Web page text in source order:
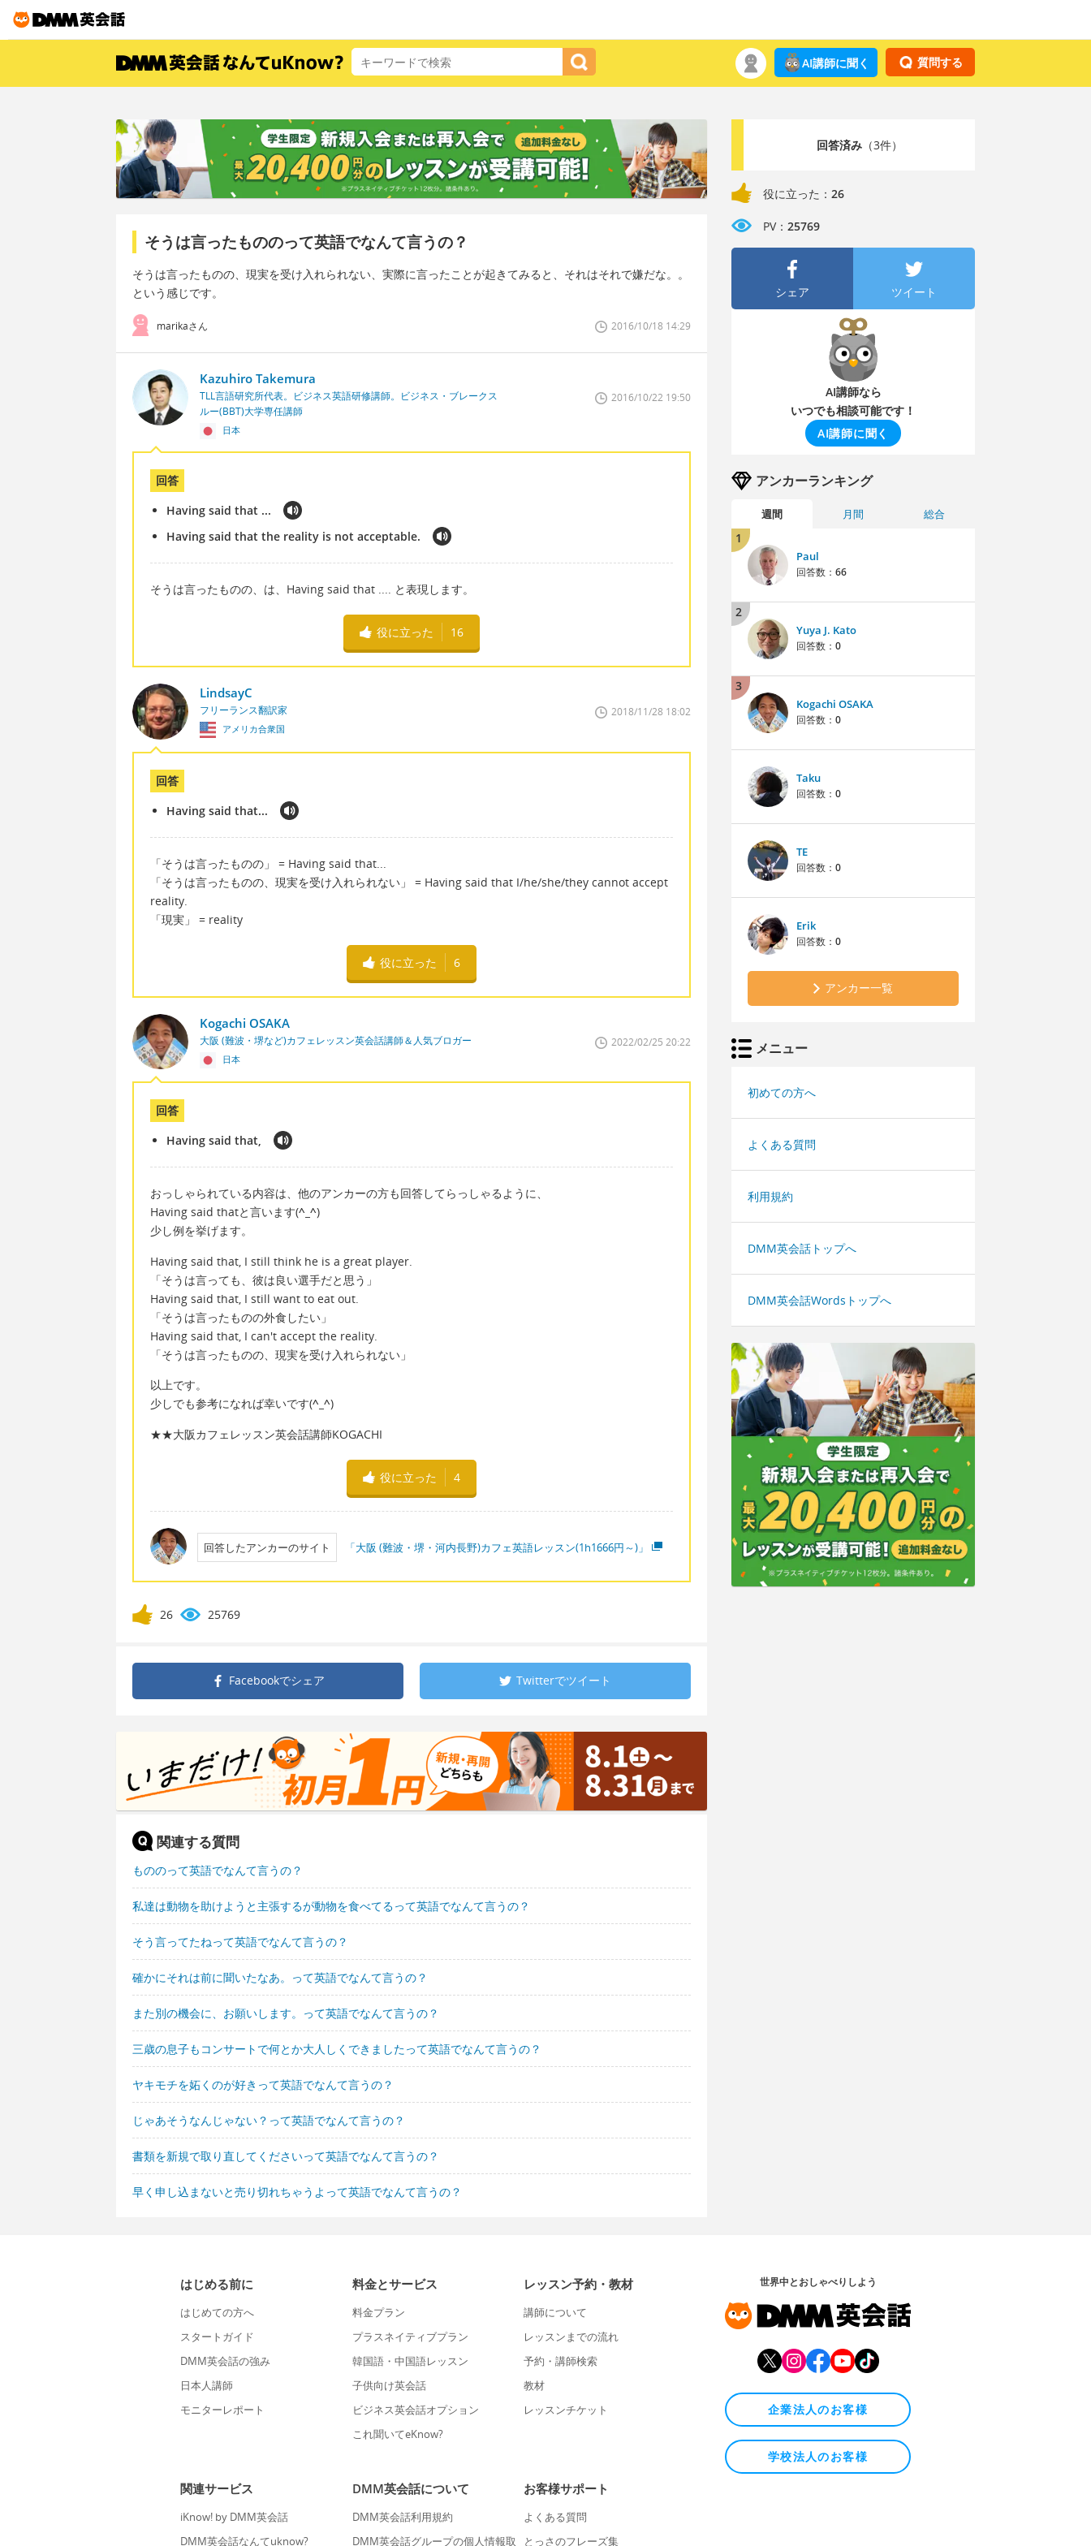
質問する
AI講師に聞く
そうは言ったもののって英語でなんて言うの？
そうは言ったものの、現実を受け入れられない、実際に言ったことが起きてみると、それはそれで嫌だな。。
という感じです。
marikaさん 2016/10/18 14:29
Kazuhiro Takemura
TLL言語研究所代表。ビジネス英語研修講師。ビジネス・ブレークス
ルー(BBT)大学専任講師
日本
2016/10/22 19:50
回答
Having said that ...
Having said that the reality is not acceptable.
そうは言ったものの、は、Having said that .... と表現します。
役に立った 16
LindsayC
フリーランス翻訳家
アメリカ合衆国
2018/11/28 18:02
回答
Having said that...
「そうは言ったものの」 = Having said that...
「そうは言ったものの、現実を受け入れられない」 = Having said that I/he/she/they cannot accept
reality.
「現実」 = reality
役に立った 6
Kogachi OSAKA
大阪 (難波・堺など)カフェレッスン英会話講師＆人気ブロガー
日本
2022/02/25 20:22
回答
Having said that,
おっしゃられている内容は、他のアンカーの方も回答してらっしゃるように、
Having said thatと言います(^_^)
少し例を挙げます。
Having said that, I still think he is a great player.
「そうは言っても、彼は良い選手だと思う」
Having said that, I still want to eat out.
「そうは言ったものの外食したい」
Having said that, I can't accept the reality.
「そうは言ったものの、現実を受け入れられない」
以上です。
少しでも参考になれば幸いです(^_^)
★★大阪カフェレッスン英会話講師KOGACHI
役に立った 4
回答したアンカーのサイト 「大阪 (難波・堺・河内長野)カフェ英語レッスン(1h1666円～)」
26 25769
Facebookでシェア Twitterでツイート
関連する質問
もののって英語でなんて言うの？
私達は動物を助けようと主張するが動物を食べてるって英語でなんて言うの？
そう言ってたねって英語でなんて言うの？
確かにそれは前に聞いたなあ。って英語でなんて言うの？
また別の機会に、お願いします。って英語でなんて言うの？
三歳の息子もコンサートで何とか大人しくできましたって英語でなんて言うの？
ヤキモチを妬くのが好きって英語でなんて言うの？
じゃあそうなんじゃない？って英語でなんて言うの？
書類を新規で取り直してくださいって英語でなんて言うの？
早く申し込まないと売り切れちゃうよって英語でなんて言うの？
回答済み（3件）
役に立った： 26
PV： 25769
シェア ツイート
AI講師なら
いつでも相談可能です！
AI講師に聞く
アンカーランキング
週間 月間 総合
1
Paul
回答数： 66
2
Yuya J. Kato
回答数： 0
3
Kogachi OSAKA
回答数： 0
Taku
回答数： 0
TE
回答数： 0
Erik
回答数： 0
アンカー一覧
メニュー
初めての方へ
よくある質問
利用規約
DMM英会話トップへ
DMM英会話Wordsトップへ
はじめる前に
はじめての方へ
スタートガイド
DMM英会話の強み
日本人講師
モニターレポート
料金とサービス
料金プラン
プラスネイティブプラン
韓国語・中国語レッスン
子供向け英会話
ビジネス英会話オプション
これ聞いてeKnow?
レッスン予約・教材
講師について
レッスンまでの流れ
予約・講師検索
教材
レッスンチケット
関連サービス
iKnow! by DMM英会話
DMM英会話なんてuknow?
DMM英会話について
DMM英会話利用規約
DMM英会話グループの個人情報取
お客様サポート
よくある質問
とっさのフレーズ集
世界中とおしゃべりしよう
企業法人のお客様
学校法人のお客様